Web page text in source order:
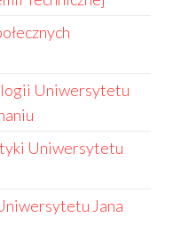
Uniwersytetu
Uniwersytetu
Jana